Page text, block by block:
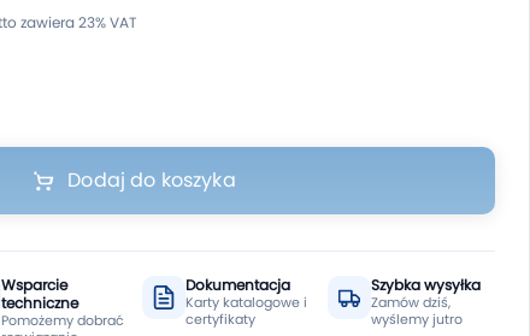
Dodaj do koszyka
Wsparcie
techniczne
Pomożemy dobrać
Dokumentacja
Karty katalogowe i
certyfikaty
Szybka wysyłka
Zamów dziś,
wyślemy jutro